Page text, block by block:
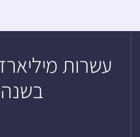
עשרות
בשנה